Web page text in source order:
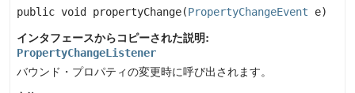
public void propertyChange(PropertyChangeEvent e)
インタフェースからコピーされた説明:
PropertyChangeListener
バウンド・プロパティの変更時に呼び出されます。